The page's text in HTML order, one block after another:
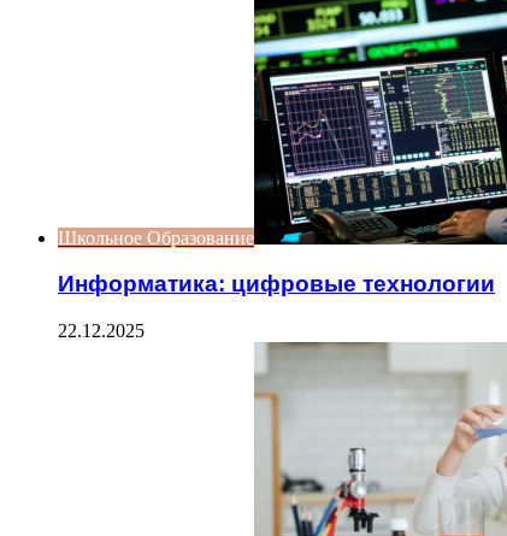
Школьное Образование
Информатика: цифровые технологии
22.12.2025